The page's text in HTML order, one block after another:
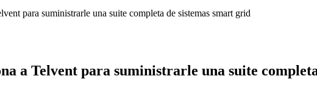
para suministrarle una suite completa de sistemas smart grid
a Telvent para suministrarle una suite